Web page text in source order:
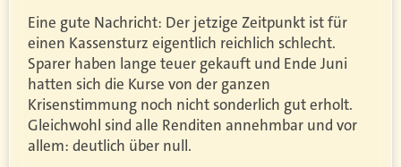
Eine gute Nachricht: Der jetzige Zeitpunkt ist für
einen Kassensturz eigentlich reichlich schlecht.
Sparer haben lange teuer gekauft und Ende Juni
hatten sich die Kurse von der ganzen
Krisenstimmung noch nicht sonderlich gut erholt.
Gleichwohl sind alle Renditen annehmbar und vor
allem: deutlich über null.